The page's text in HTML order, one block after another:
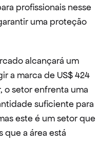
profissionais nesse
uma proteção
alcançará um
a marca de US$ 424
o setor enfrenta uma
suficiente para
este é um setor que
que a área está